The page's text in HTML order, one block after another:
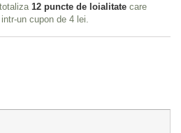
12 puncte de loialitate care
un cupon de 4 lei